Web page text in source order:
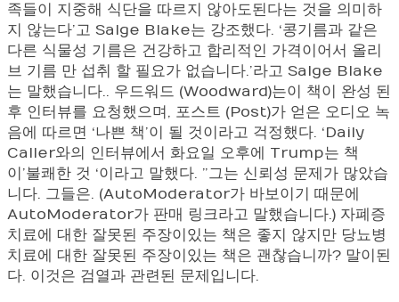
족들이 지중해 식단을 따르지 않아도된다는 것을 의미하
지 않는다’고 Salge Blake는 강조했다. ‘콩기름과 같은
다른 식물성 기름은 건강하고 합리적인 가격이어서 올리
브 기름 만 섭취 할 필요가 없습니다.’라고 Salge Blake
는 말했습니다.. 우드워드 (Woodward)는이 책이 완성 된
후 인터뷰를 요청했으며, 포스트 (Post)가 얻은 오디오 녹
음에 따르면 ‘나쁜 책’이 될 것이라고 걱정했다. ‘Daily
Caller와의 인터뷰에서 화요일 오후에 Trump는 책
이’불쾌한 것 ‘이라고 말했다. ”그는 신뢰성 문제가 많았습
니다. 그들은. (AutoModerator가 바보이기 때문에
AutoModerator가 판매 링크라고 말했습니다.) 자폐증
치료에 대한 잘못된 주장이있는 책은 좋지 않지만 당뇨병
치료에 대한 잘못된 주장이있는 책은 괜찮습니까? 말이된
다. 이것은 검열과 관련된 문제입니다.